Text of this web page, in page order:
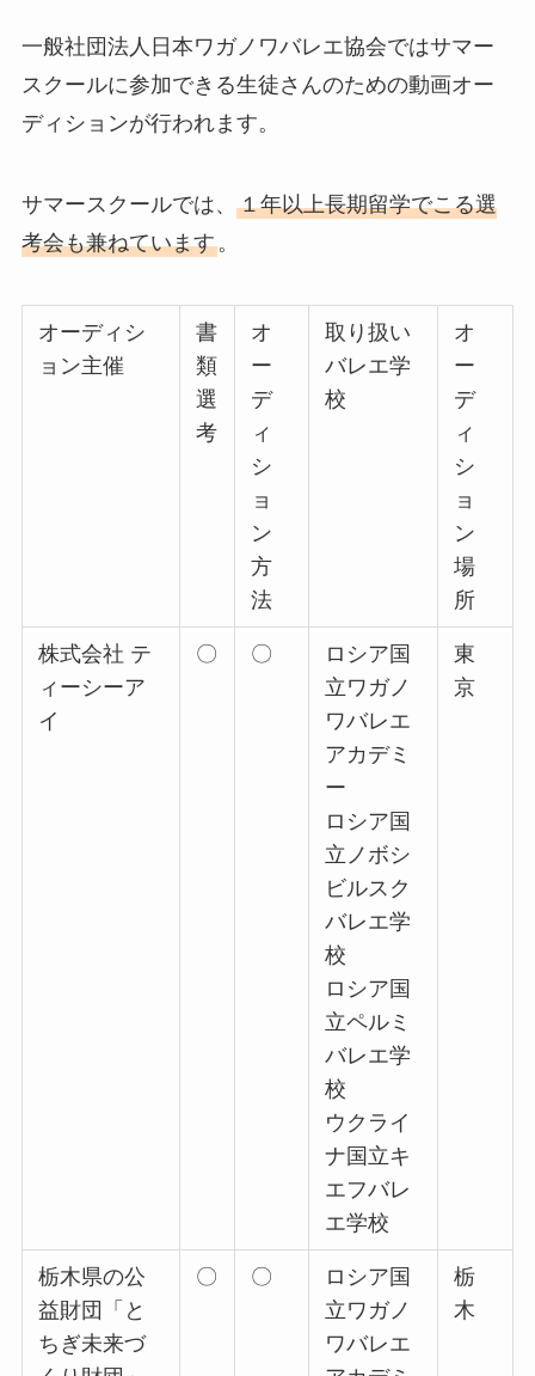
一般社団法人日本ワガノワバレエ協会ではサマー
スクールに参加できる生徒さんのための動画オー
ディションが行われます。
サマースクールでは、 １年以上長期留学でこる選
考会も兼ねています。
オーディシ
ョン主催
書
類
選
考
オ
ー
デ
ィ
シ
ョ
ン
方
法
取り扱い
バレエ学
校
オ
ー
デ
ィ
シ
ョ
ン
場
所
株式会社 テ
ィーシーア
イ
〇 〇
ロシア国
立ワガノ
ワバレエ
アカデミ
ー
ロシア国
立ノボシ
ビルスク
バレエ学
校
ロシア国
立ペルミ
バレエ学
校
ウクライ
ナ国立キ
エフバレ
エ学校
東
京
栃木県の公
益財団「と
ちぎ未来づ
〇 〇
ロシア国
立ワガノ
ワバレエ
栃
木